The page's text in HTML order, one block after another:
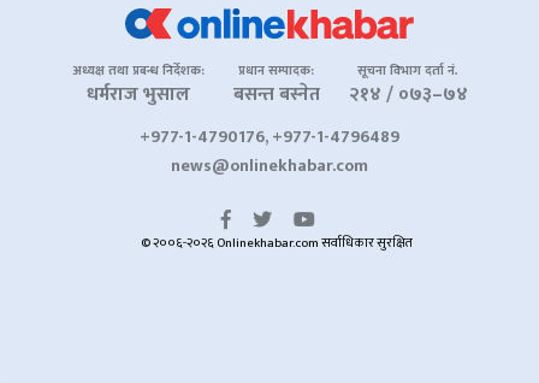
अध्यक्ष तथा प्रबन्ध निर्देशक:
धर्मराज भुसाल
प्रधान सम्पादक:
बसन्त बस्नेत
सूचना विभाग दर्ता नं.
२१४ / ०७३–७४
+977-1-4790176, +977-1-4796489
news@onlinekhabar.com
© २००६-२०२६ Onlinekhabar.com सर्वाधिकार सुरक्षित